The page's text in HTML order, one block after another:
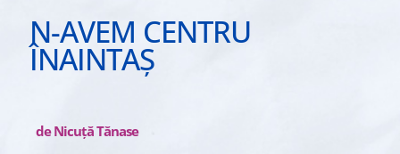
N-AVEM CENTRU
ÎNAINTAȘ
de Nicuţă Tănase